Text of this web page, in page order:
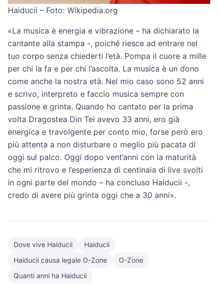
Haiducii – Foto: Wikipedia.org
«La musica è energia e vibrazione – ha dichiarato la
cantante alla stampa -, poiché riesce ad entrare nel
tuo corpo senza chiederti l’età. Pompa il cuore a mille
per chi la fa e per chi l’ascolta. La musica è un dono
come anche la nostra età. Nel mio caso sono 52 anni
e scrivo, interpreto e faccio musica sempre con
passione e grinta. Quando ho cantato per la prima
volta Dragostea Din Tei avevo 33 anni, ero già
energica e travolgente per conto mio, forse però ero
più attenta a non disturbare o meglio più pacata di
oggi sul palco. Oggi dopo vent’anni con la maturità
che mi ritrovo e l’esperienza di centinaia di live svolti
in ogni parte del mondo – ha concluso Haiducii -,
credo di avere più grinta oggi che a 30 anni».
Dove vive Haiducii
Haiducii
Haiducii causa legale O-Zone
O-Zone
Quanti anni ha Haiducii